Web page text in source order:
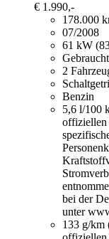
€ 1.990,-
178.000
07/2008
61 kW
Gebraucht
2
Benzin
5,6 l/100
offiziellen
bei der
unter
133 g/km